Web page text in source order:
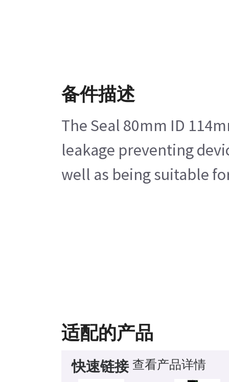
备件描述
The Seal 80mm ID
leakage preventing
well as being suitable
适配的产品
快速链接 查看产品详情